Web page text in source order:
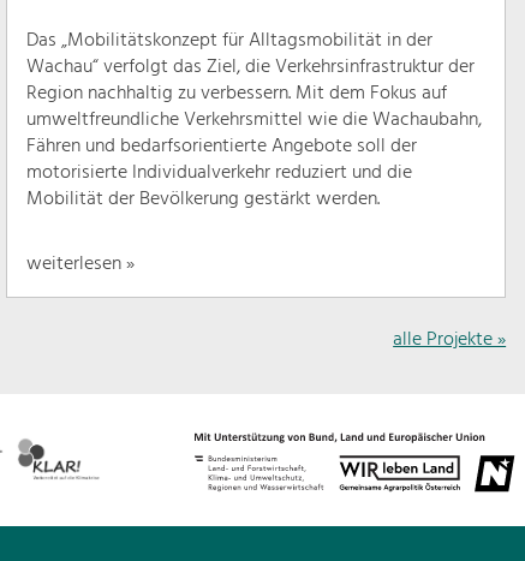
Das „Mobilitätskonzept für Alltagsmobilität in der
Wachau“ verfolgt das Ziel, die Verkehrsinfrastruktur der
Region nachhaltig zu verbessern. Mit dem Fokus auf
umweltfreundliche Verkehrsmittel wie die Wachaubahn,
Fähren und bedarfsorientierte Angebote soll der
motorisierte Individualverkehr reduziert und die
Mobilität der Bevölkerung gestärkt werden.
weiterlesen »
alle Projekte »